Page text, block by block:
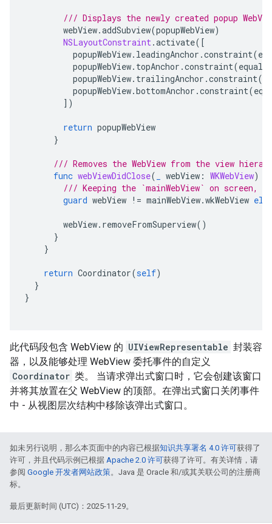
/// Displays the newly created popup
webView.addSubview(popupWebView)
NSLayoutConstraint.activate([
popupWebView. leadingAnchor .constraint(
popupWebView. topAnchor .constraint(
popupWebView. trailingAnchor .constraint(
popupWebView.bottomAnchor .constraint(
])
return popupWebView
}
/// Removes the WebView from the view
func webViewDidClose( webView : WKWebView)
/// Keeping the `mainWebView` on screen,
guard webView != mainWebView.wkWebView
webView. removeFromSuperview()
}
}
return Coordinator(self)
}
}
此代码段包含 WebView 的 UIViewRepresentable 封装容
器，以及能够处理 WebView 委托事件的自定义
Coordinator 类。 当请求弹出式窗口时，它会创建该窗口
并将其放置在父 WebView 的顶部。在弹出式窗口关闭事件
中 - 从视图层次结构中移除该弹出式窗口。
如未另行说明，那么本页面中的内容已根据知识共享署名 4.0 许可获得了
许可，并且代码示例已根据 Apache 2.0 许可获得了许可。有关详情，请
参阅 Google 开发者网站政策。Java 是 Oracle 和/或其关联公司的注册商
标。
最后更新时间 (UTC)：2025-11-29。